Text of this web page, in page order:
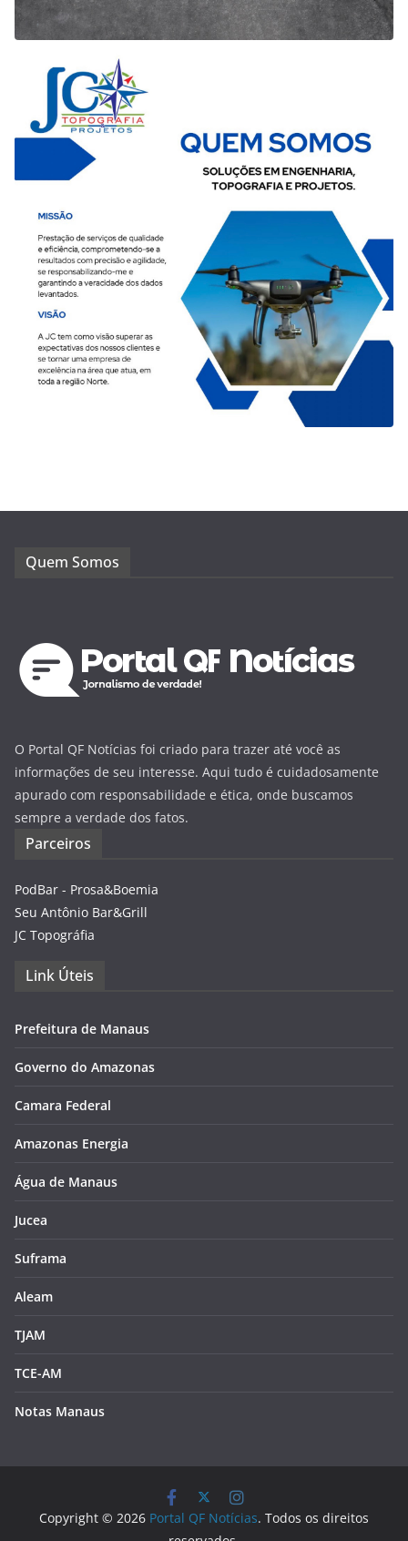
Quem Somos
O Portal QF Notícias foi criado para trazer até você as
informações de seu interesse. Aqui tudo é cuidadosamente
apurado com responsabilidade e ética, onde buscamos
sempre a verdade dos fatos.
Parceiros
PodBar - Prosa&Boemia
Seu Antônio Bar&Grill
JC Topográfia
Link Úteis
Prefeitura de Manaus
Governo do Amazonas
Camara Federal
Amazonas Energia
Água de Manaus
Jucea
Suframa
Aleam
TJAM
TCE-AM
Notas Manaus
Copyright © 2026 Portal QF Notícias. Todos os direitos